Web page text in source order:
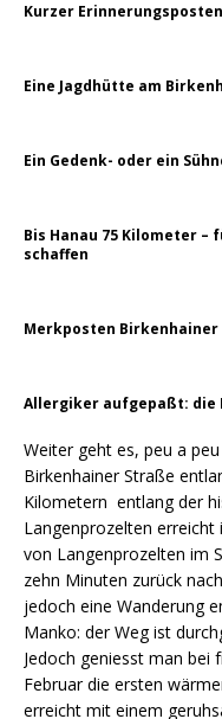
Kurzer Erinnerungsposten
Eine Jagdhütte am
Ein Gedenk- oder ein
Bis Hanau 75 Kilometer –
schaffen
Merkposten Birkenhainer
Allergiker aufgepaßt: die
Weiter geht es, peu a
Birkenhainer Straße
Kilometern entlang der
Langenprozelten
von Langenprozelten im
zehn Minuten zurück
jedoch eine Wanderung
Manko: der Weg ist
Jedoch geniesst man
Februar die ersten
erreicht mit einem